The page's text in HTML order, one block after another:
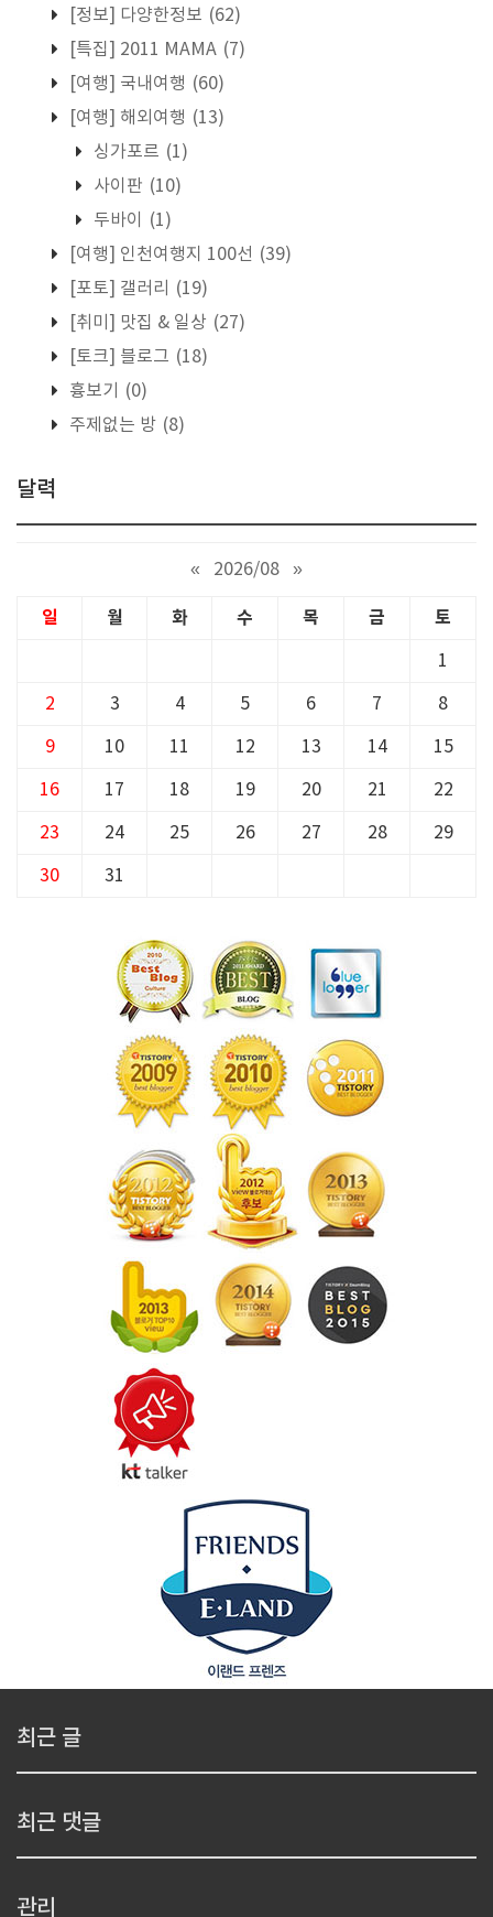
[정보] 다양한정보 (62)
[특집] 2011 MAMA (7)
[여행] 국내여행 (60)
[여행] 해외여행 (13)
싱가포르 (1)
사이판 (10)
두바이
(1)
[여행] 인천여행지 100선 (39)
[포토] 갤러리
(19)
[취미] 맛집 & 일상 (27)
[토크] 블로그 (18)
흉보기
(0)
주제없는 방 (8)
달력
« 2026/08 »
일 월 화 수 목 금 토
1
2 3 4 5 6 7 8
9 10 11 12 13 14 15
16 17 18 19 20 21 22
23 24 25 26 27 28 29
30 31
최근 글
최근 댓글
관리